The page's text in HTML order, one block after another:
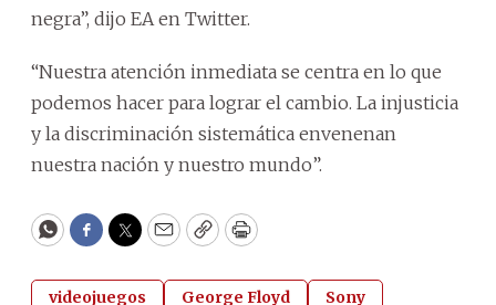
negra”, dijo EA en Twitter.
“Nuestra atención inmediata se centra en lo que
podemos hacer para lograr el cambio. La injusticia
y la discriminación sistemática envenenan
nuestra nación y nuestro mundo”.
WhatsApp
Facebook
Twitter
EmailCopyPrint
videojuegos George Floyd Sony